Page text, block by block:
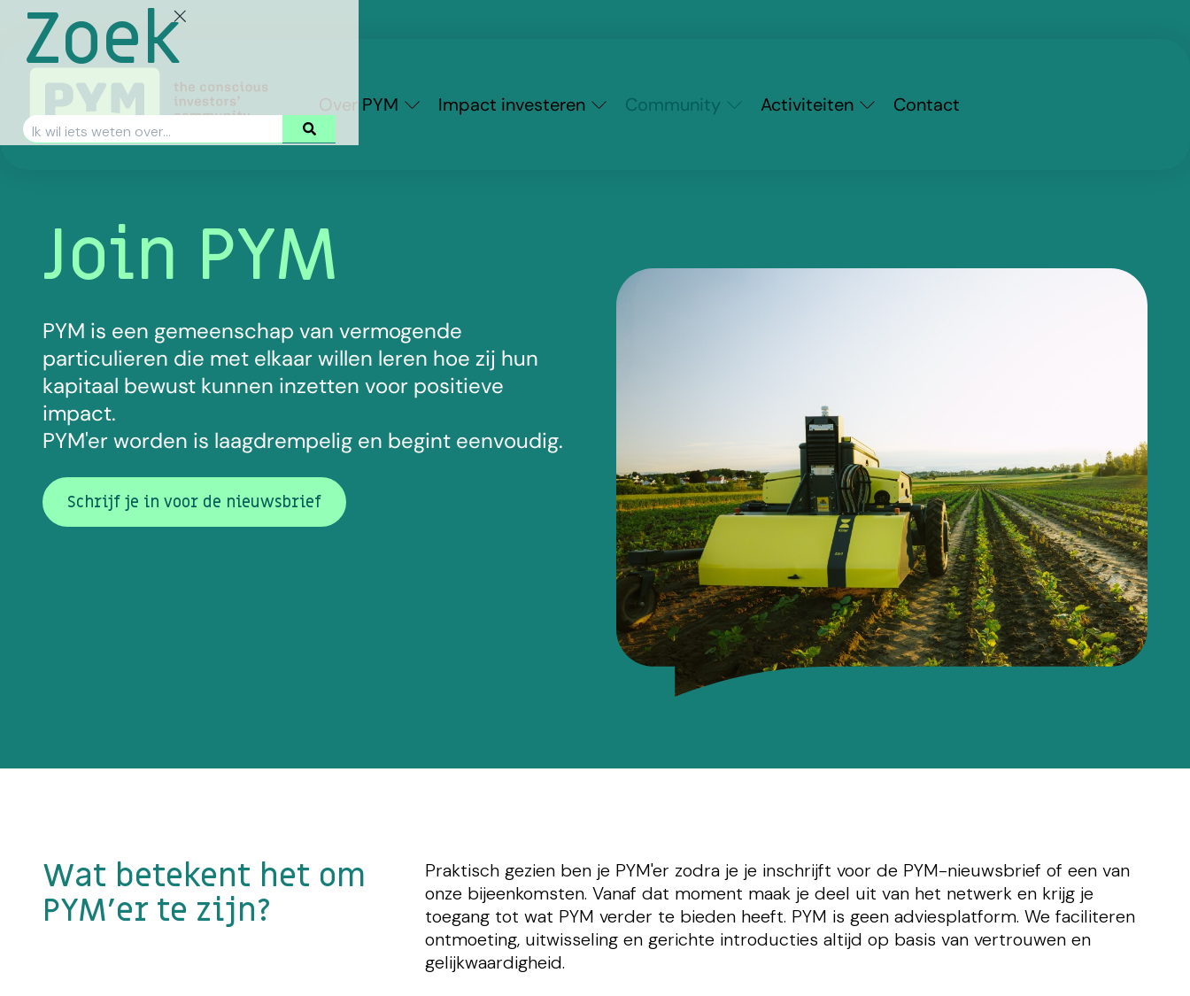
Zoek
Over PYM Impact investeren Community Activiteiten Contact
Join PYM
PYM is een gemeenschap van vermogende
particulieren die met elkaar willen leren hoe zij hun
kapitaal bewust kunnen inzetten voor positieve
impact.
PYM'er worden is laagdrempelig en begint eenvoudig.
Schrijf je in voor de nieuwsbrief
Wat betekent het om
PYM’er te zijn?
Praktisch gezien ben je PYM'er zodra je je inschrijft voor de PYM-nieuwsbrief of een van
onze bijeenkomsten. Vanaf dat moment maak je deel uit van het netwerk en krijg je
toegang tot wat PYM verder te bieden heeft. PYM is geen adviesplatform. We faciliteren
ontmoeting, uitwisseling en gerichte introducties altijd op basis van vertrouwen en
gelijkwaardigheid.